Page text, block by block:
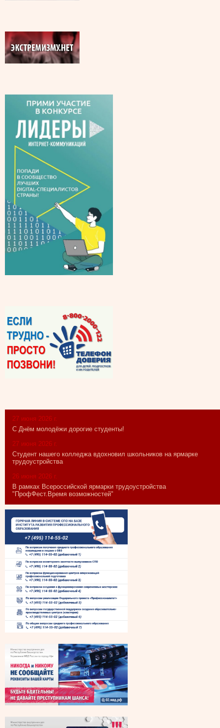
27 июня 2026 г.
С Днём молодёжи дорогие студенты!
27 июня 2026 г.
Студент нашего колледжа вдохновил школьников на ярмарке
трудоустройства
26 июня 2026 г.
В рамках Всероссийской ярмарки трудоустройства
"ПрофФест.Время возможностей"